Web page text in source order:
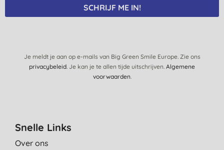
SCHRIJF ME IN!
Je meldt je aan op e-mails van Big Green Smile Europe. Zie ons
privacybeleid. Je kan je te allen tijde uitschrijven. Algemene
voorwaarden.
Snelle Links
Over ons